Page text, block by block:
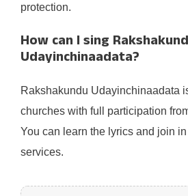
protection.
How can I sing
Udayinchinaadata?
Rakshakundu Udayinchinaadata
churches with full participation
You can learn the lyrics and join
services.